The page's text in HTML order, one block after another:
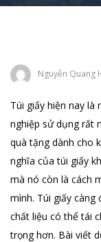
Nguyễn Quang
Túi giấy hiện nay
nghiệp sử dụng rất
quà tặng dành cho
nghĩa của túi giấy
mà nó còn là cách
mình. Túi giấy
chất liệu có thể tái
trọng hơn. Bài viết